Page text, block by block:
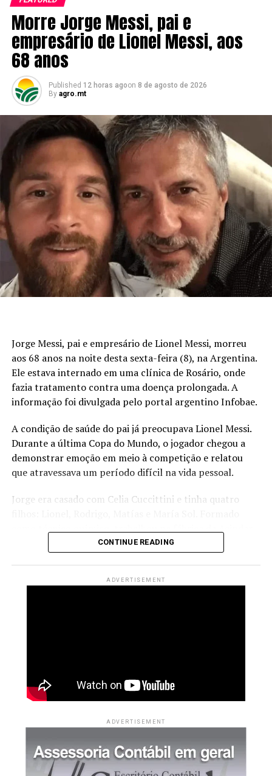
Morre Jorge Messi, pai e
empresário de Lionel Messi, aos
68 anos
Published 12 horas agoon 8 de agosto de 2026
By agro.mt
Jorge Messi, pai e empresário de Lionel Messi, morreu
aos 68 anos na noite desta sexta-feira (8), na Argentina.
Ele estava internado em uma clínica de Rosário, onde
fazia tratamento contra uma doença prolongada. A
informação foi divulgada pelo portal argentino Infobae.
A condição de saúde do pai já preocupava Lionel Messi.
Durante a última Copa do Mundo, o jogador chegou a
demonstrar emoção em meio à competição e relatou
que atravessava um período difícil na vida pessoal.
Jorge era casado com Celia Cuccittini e tinha quatro
onde chegou ao cargo de gerente. Na juventude,
serviço militar.
acordo que previa o custeio do tratamento, além de
moradia, salário e suporte profissional para a família.
CONTINUE READING
ADVERTISEMENT
ADVERTISEMENT